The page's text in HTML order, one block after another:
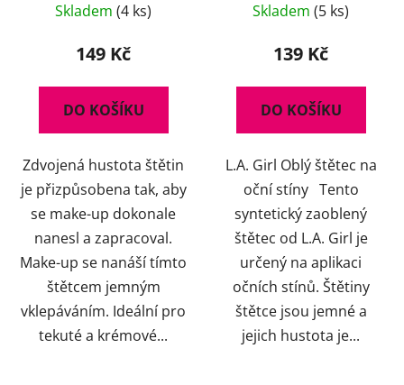
Skladem (4 ks)
149 Kč
DO KOŠÍKU
Zdvojená hustota štětin
je přizpůsobena tak, aby
se make-up dokonale
nanesl a zapracoval.
Make-up se nanáší tímto
štětcem jemným
vklepáváním. Ideální pro
tekuté a krémové...
hodnocení
produktu
5,0
z
hvězdiček.
Skladem (5 ks)
139 Kč
DO KOŠÍKU
L.A. Girl Oblý štětec na
oční stíny Tento
syntetický zaoblený
štětec od L.A. Girl je
určený na aplikaci
očních stínů. Štětiny
štětce jsou jemné a
jejich hustota je...